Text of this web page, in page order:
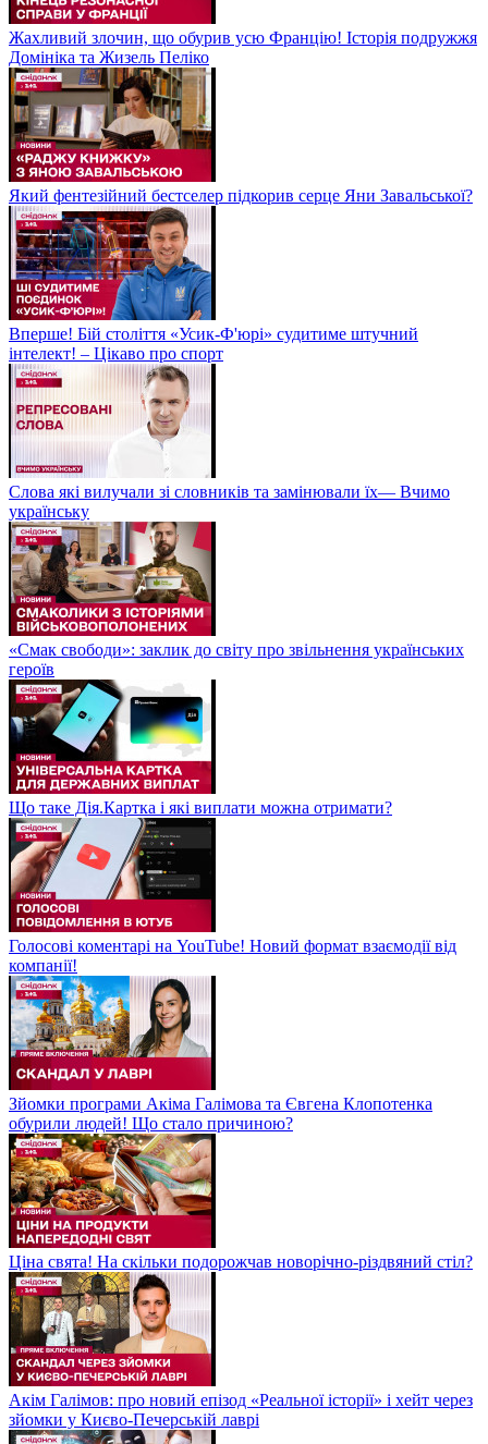
Жахливий злочин, що обурив усю Францію! Історія подружжя
Домініка та Жизель Пеліко
Який фентезійний бестселер підкорив серце Яни Завальської?
Вперше! Бій століття «Усик-Ф'юрі» судитиме штучний
інтелект! – Цікаво про спорт
Слова які вилучали зі словників та замінювали їх— Вчимо
українську
«Смак свободи»: заклик до світу про звільнення українських
героїв
Що таке Дія.Картка і які виплати можна отримати?
Голосові коментарі на YouTube! Новий формат взаємодії від
компанії!
Зйомки програми Акіма Галімова та Євгена Клопотенка
обурили людей! Що стало причиною?
Ціна свята! На скільки подорожчав новорічно-різдвяний стіл?
Акім Галімов: про новий епізод «Реальної історії» і хейт через
зйомки у Києво-Печерській лаврі